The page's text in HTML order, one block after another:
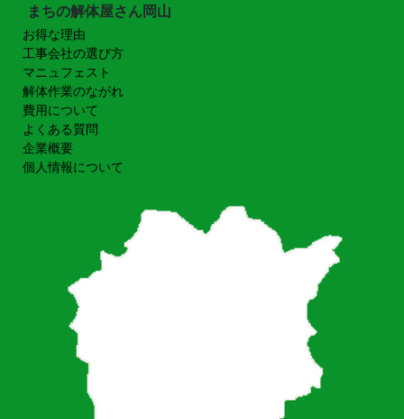
まちの解体屋さん岡山
お得な理由
工事会社の選び方
マニュフェスト
解体作業のながれ
費用について
よくある質問
企業概要
個人情報について